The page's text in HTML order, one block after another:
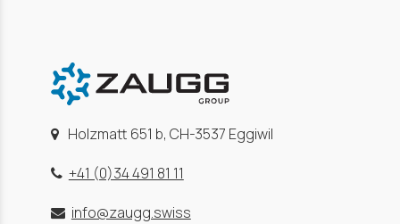
Holzmatt 651 b, CH-3537 Eggiwil
+41 (0)34 491 81 11
info@zaugg.swiss